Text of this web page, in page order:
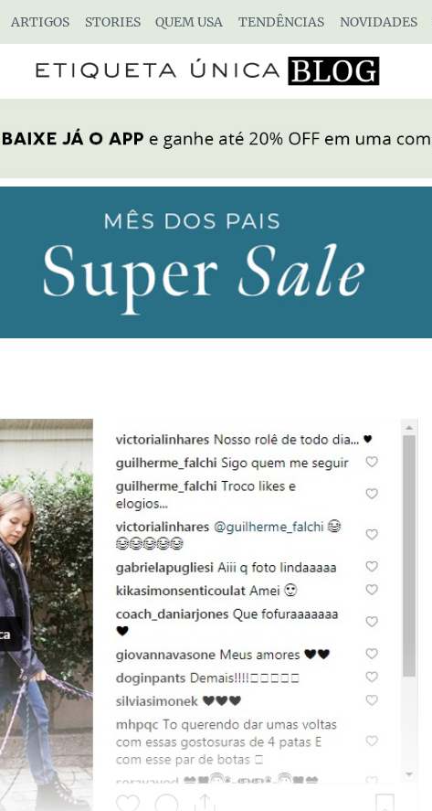
ARTIGOS STORIES QUEM USA TENDÊNCIAS NOVIDADES